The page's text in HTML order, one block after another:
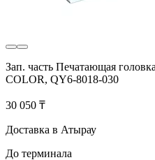
Зап. часть Печатающая
COLOR, QY6-8018-030
30 050 ₸
Доставка в Атырау
До терминала